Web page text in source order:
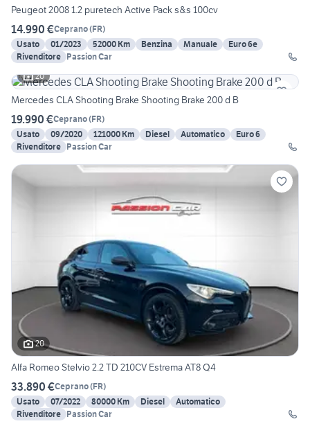
Peugeot 2008 1.2 puretech Active Pack s&s 100cv
14.990 €Ceprano(FR)
Usato
01/2023 52000 Km Benzina Manuale
Euro 6e
Rivenditore Passion Car
20
Mercedes CLA Shooting Brake Shooting Brake 200 d B
19.990 €Ceprano(FR)
Usato
09/2020 121000 Km Diesel Automatico
Euro 6
Rivenditore Passion Car
20
Alfa Romeo Stelvio 2.2 TD 210CV Estrema AT8 Q4
33.890 €Ceprano(FR)
Usato
07/2022 80000 Km Diesel
Automatico
Rivenditore Passion Car